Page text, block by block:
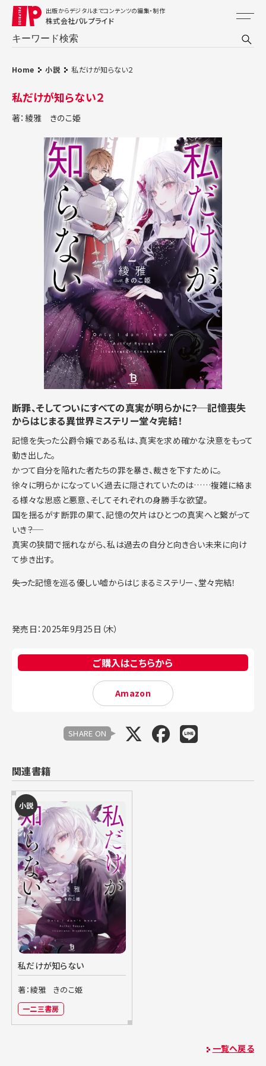
出版からデジタルまでコンテンツの編集・制作
株式会社パルプライド
Home 小説 私だけが知らない２
私だけが知らない２
著：綾雅 きのこ姫
断罪、そしてついにすべての真実が明らかに――？ 記憶喪失
からはじまる異世界ミステリー堂々完結！
記憶を失った公爵令嬢である私は、真実を求め確かな決意をもって
動き出した。
かつて自分を陥れた者たちの罪を暴き、裁きを下すために。
徐々に明らかになっていく過去に隠されていたのは……複雑に絡ま
る様々な思惑と悪意、そしてそれぞれの身勝手な欲望。
国を揺るがす断罪の果て、記憶の欠片はひとつの真実へと繋がって
いき――？
真実の狭間で揺れながら、私は過去の自分と向き合い未来に向け
て歩き出す。
――失った記憶を巡る優しい嘘からはじまるミステリー、堂々完結！
発売日：2025年9月25日（木）
ご購入はこちらから
Amazon
SHARE ON
関連書籍
小説
私だけが知らない
著：綾雅 きのこ姫
一二三書房
一覧へ戻る